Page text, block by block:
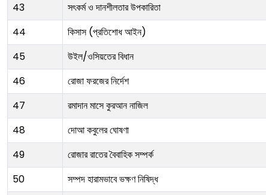
43
সৎকর্ম ও দানশীলতার উপকারিতা
44
কিসাস (প্রতিশোধ আইন)
45
উইল/ওসিয়তের বিধান
46
রোজা ফরজের নির্দেশ
47
রমাদান মাসে কুরআন নাজিল
48
দোআ কবুলের ঘোষণা
49
রোজার রাতের বৈবাহিক সম্পর্ক
50
সম্পদ হারামভাবে ভক্ষণ নিষিদ্ধ